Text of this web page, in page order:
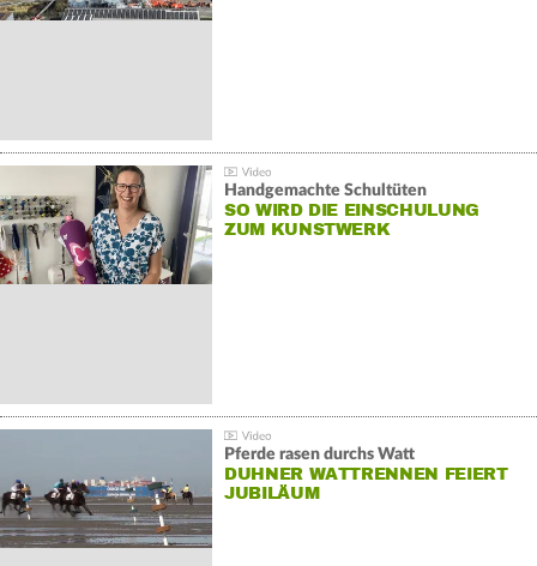
Handgemachte Schultüten
SO WIRD DIE EINSCHULUNG
ZUM KUNSTWERK
Pferde rasen durchs Watt
DUHNER WATTRENNEN FEIERT
JUBILÄUM